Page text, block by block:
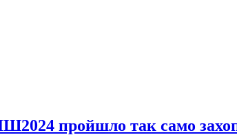
пройшло так само